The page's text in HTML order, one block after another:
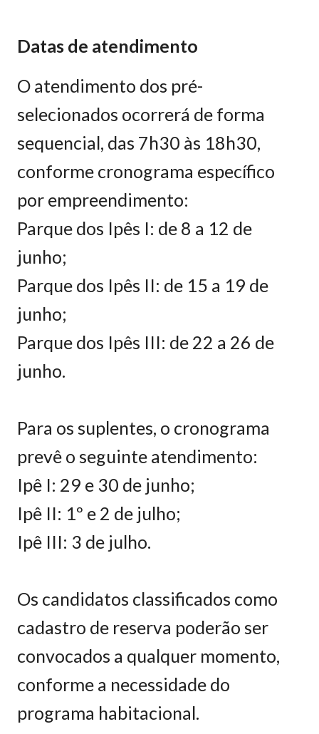
Datas de atendimento
O atendimento dos pré-
selecionados ocorrerá de forma
sequencial, das 7h30 às 18h30,
conforme cronograma específico
por empreendimento:
Parque dos Ipês I: de 8 a 12 de
junho;
Parque dos Ipês II: de 15 a 19 de
junho;
Parque dos Ipês III: de 22 a 26 de
junho.
Para os suplentes, o cronograma
prevê o seguinte atendimento:
Ipê I: 29 e 30 de junho;
Ipê II: 1º e 2 de julho;
Ipê III: 3 de julho.
Os candidatos classificados como
cadastro de reserva poderão ser
convocados a qualquer momento,
conforme a necessidade do
programa habitacional.